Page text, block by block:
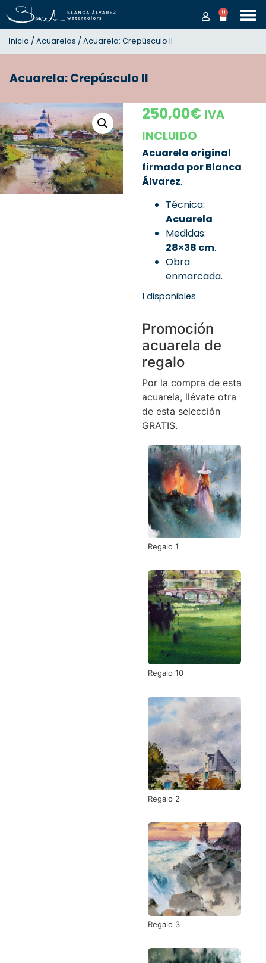
0
Inicio / Acuarelas / Acuarela: Crepúsculo II
Acuarela: Crepúsculo II
250,00€ IVA
INCLUIDO
Acuarela original
firmada por Blanca
Álvarez.
Técnica:
Acuarela
Medidas:
28×38 cm.
Obra
enmarcada.
1 disponibles
Promoción
acuarela de
regalo
Por la compra de esta
acuarela, llévate otra
de esta selección
GRATIS.
Regalo 1
Regalo 10
Regalo 2
Regalo 3